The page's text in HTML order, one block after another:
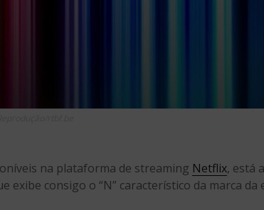
na plataforma de streaming Netflix, está
exibe consigo o “N” característico da marca da